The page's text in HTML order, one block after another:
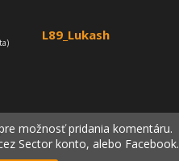
L89_Lukash
možnosť pridania komentáru.
Sector konto, alebo Facebook.